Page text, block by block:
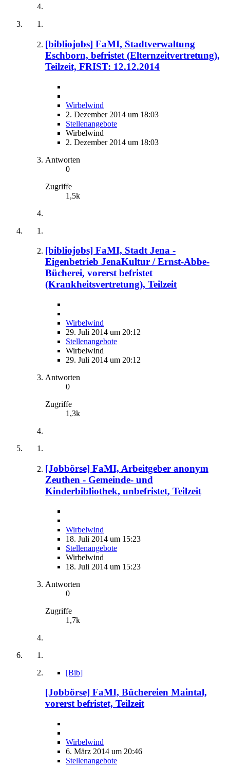
[bibliojobs] FaMI, Stadtverwaltung
Eschborn, befristet (Elternzeitvertretung),
Teilzeit, FRIST: 12.12.2014
Wirbelwind
2. Dezember 2014 um 18:03
Stellenangebote
Wirbelwind
2. Dezember 2014 um 18:03
Antworten
0
Zugriffe
1,5k
[bibliojobs] FaMI, Stadt Jena -
Eigenbetrieb JenaKultur / Ernst-Abbe-
Bücherei, vorerst befristet
(Krankheitsvertretung), Teilzeit
Wirbelwind
29. Juli 2014 um 20:12
Stellenangebote
Wirbelwind
29. Juli 2014 um 20:12
Antworten
0
Zugriffe
1,3k
[Jobbörse] FaMI, Arbeitgeber anonym
Zeuthen - Gemeinde- und
Kinderbibliothek, unbefristet, Teilzeit
Wirbelwind
18. Juli 2014 um 15:23
Stellenangebote
Wirbelwind
18. Juli 2014 um 15:23
Antworten
0
Zugriffe
1,7k
[Bib]
[Jobbörse] FaMI, Büchereien Maintal,
vorerst befristet, Teilzeit
Wirbelwind
6. März 2014 um 20:46
Stellenangebote